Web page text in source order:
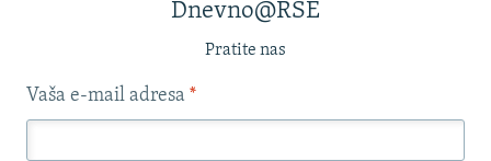
Dnevno@RSE
Pratite nas
Vaša e-mail adresa *